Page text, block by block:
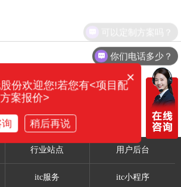
行业站点 用户后台
itc服务 itc小程序
可以定制方案吗？
你们电话多少？
×
份欢迎您!若您有<项目配
案报价>
稍后再说